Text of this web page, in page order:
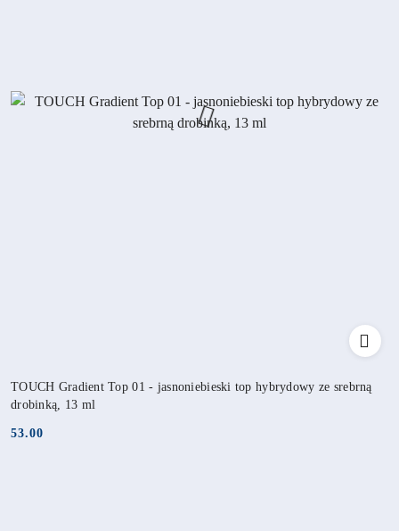
TOUCH Gradient Top 01 - jasnoniebieski top hybrydowy ze srebrną
drobinką, 13 ml
Cena:
53.00